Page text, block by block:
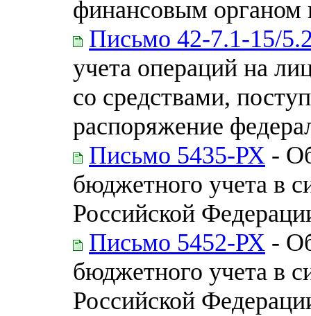
финансовым органом
Письмо 42-7.1-15/
учета операций на
со средствами,
распоряжение
Письмо 5435-РХ -
бюджетного учета в
Российской
Письмо 5452-РХ -
бюджетного учета в
Российской